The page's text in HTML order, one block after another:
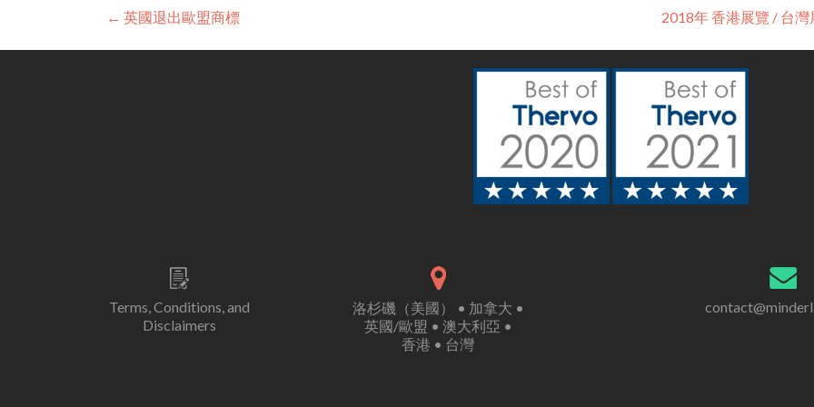
Post
navigation
← 英國退出歐盟商標 2018年 香港展覽 / 台灣
Terms, Conditions, and
Disclaimers
洛杉磯（美國） • 加拿大 •
英國/歐盟 • 澳大利亞 •
香港 • 台灣